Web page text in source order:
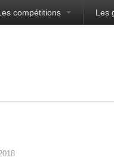
compétitions Les